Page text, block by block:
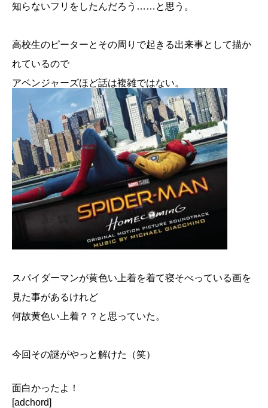
知らないフリをしたんだろう……と思う。
高校生のピーターとその周りで起きる出来事として描か
れているので
アベンジャーズほど話は複雑ではない。
スパイダーマンが黄色い上着を着て寝そべっている画を
見た事があるけれど
何故黄色い上着？？と思っていた。
今回その謎がやっと解けた（笑）
面白かったよ！
[adchord]